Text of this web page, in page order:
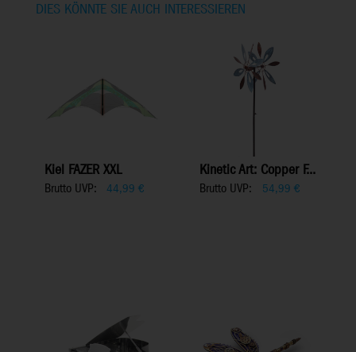
DIES KÖNNTE SIE AUCH INTERESSIEREN
Kiel FAZER XXL
Brutto UVP: 44,99 €
Kinetic Art: Copper F...
Brutto UVP: 54,99 €